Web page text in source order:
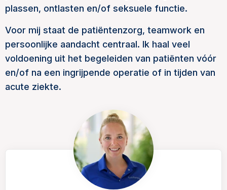
plassen, ontlasten en/of seksuele functie.
Voor mij staat de patiëntenzorg, teamwork en
persoonlijke aandacht centraal. Ik haal veel
voldoening uit het begeleiden van patiënten vóór
en/of na een ingrijpende operatie of in tijden van
acute ziekte.